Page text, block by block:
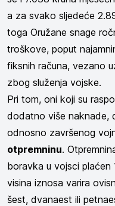
a za svako sljedeće
toga Oružane snage
troškove, poput
fiksnih računa, vezano
zbog služenja vojske.
Pri tom, oni koji su
dodatno više naknade,
odnosno završenog
otpremninu.
boravka u vojsci plaćen
visina iznosa varira
šest, dvanaest ili